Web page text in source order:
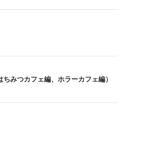
みつカフェ編、ホラーカフェ編）